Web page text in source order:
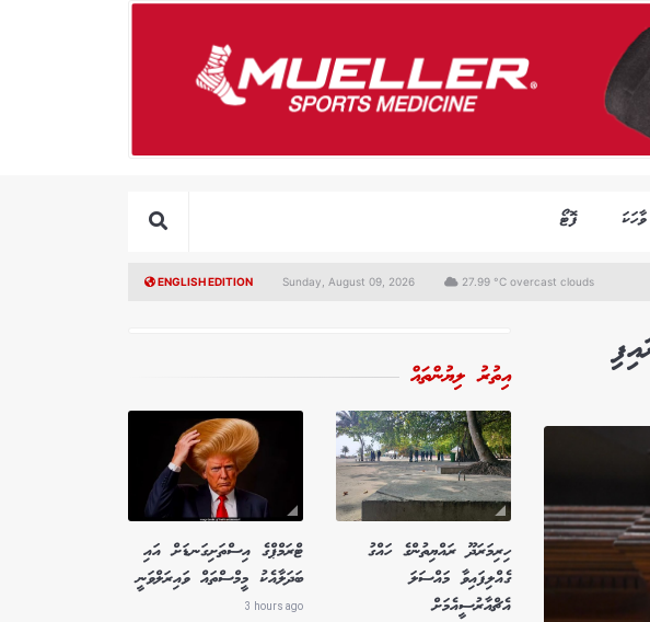
ވާހަކަ ފޮޓޯ
ENGLISH EDITION Sunday, August 09, 2026 27.99 °C overcast clouds
އިތުރު ލިޔުންތައް
ހިރިމަރަދޫ ރައްޔިތުންގެ ހައްގު
ގެއްލިފައިވާ މައްސަލަ
އެޗްއާރުސީއެމަށް
ޓްރަމްޕްގެ އިސްތަށިގަނޑަށް އައި
ބަދަލާއެކު މީމްސްތައް ވައިރަލްވަނީ
3 hours ago